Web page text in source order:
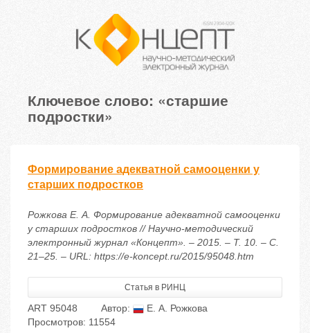
Ключевое слово: «старшие
подростки»
Формирование адекватной самооценки у
старших подростков
Рожкова Е. А. Формирование адекватной самооценки
у старших подростков // Научно-методический
электронный журнал «Концепт». – 2015. – Т. 10. – С.
21–25. – URL: https://e-koncept.ru/2015/95048.htm
Статья в РИНЦ
ART 95048 Автор:
Е. А. Рожкова
Просмотров: 11554